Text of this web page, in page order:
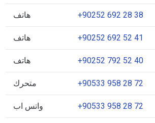
هاتف +90252 692 28 38
هاتف +90252 692 52 41
هاتف +90252 792 52 40
متحرك +90533 958 28 72
واتس اب +90533 958 28 72